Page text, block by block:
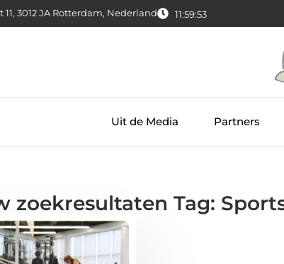
3012 JA Rotterdam, Nederland 11:59:54
Uit de Media Partners
zoekresultaten Tag: